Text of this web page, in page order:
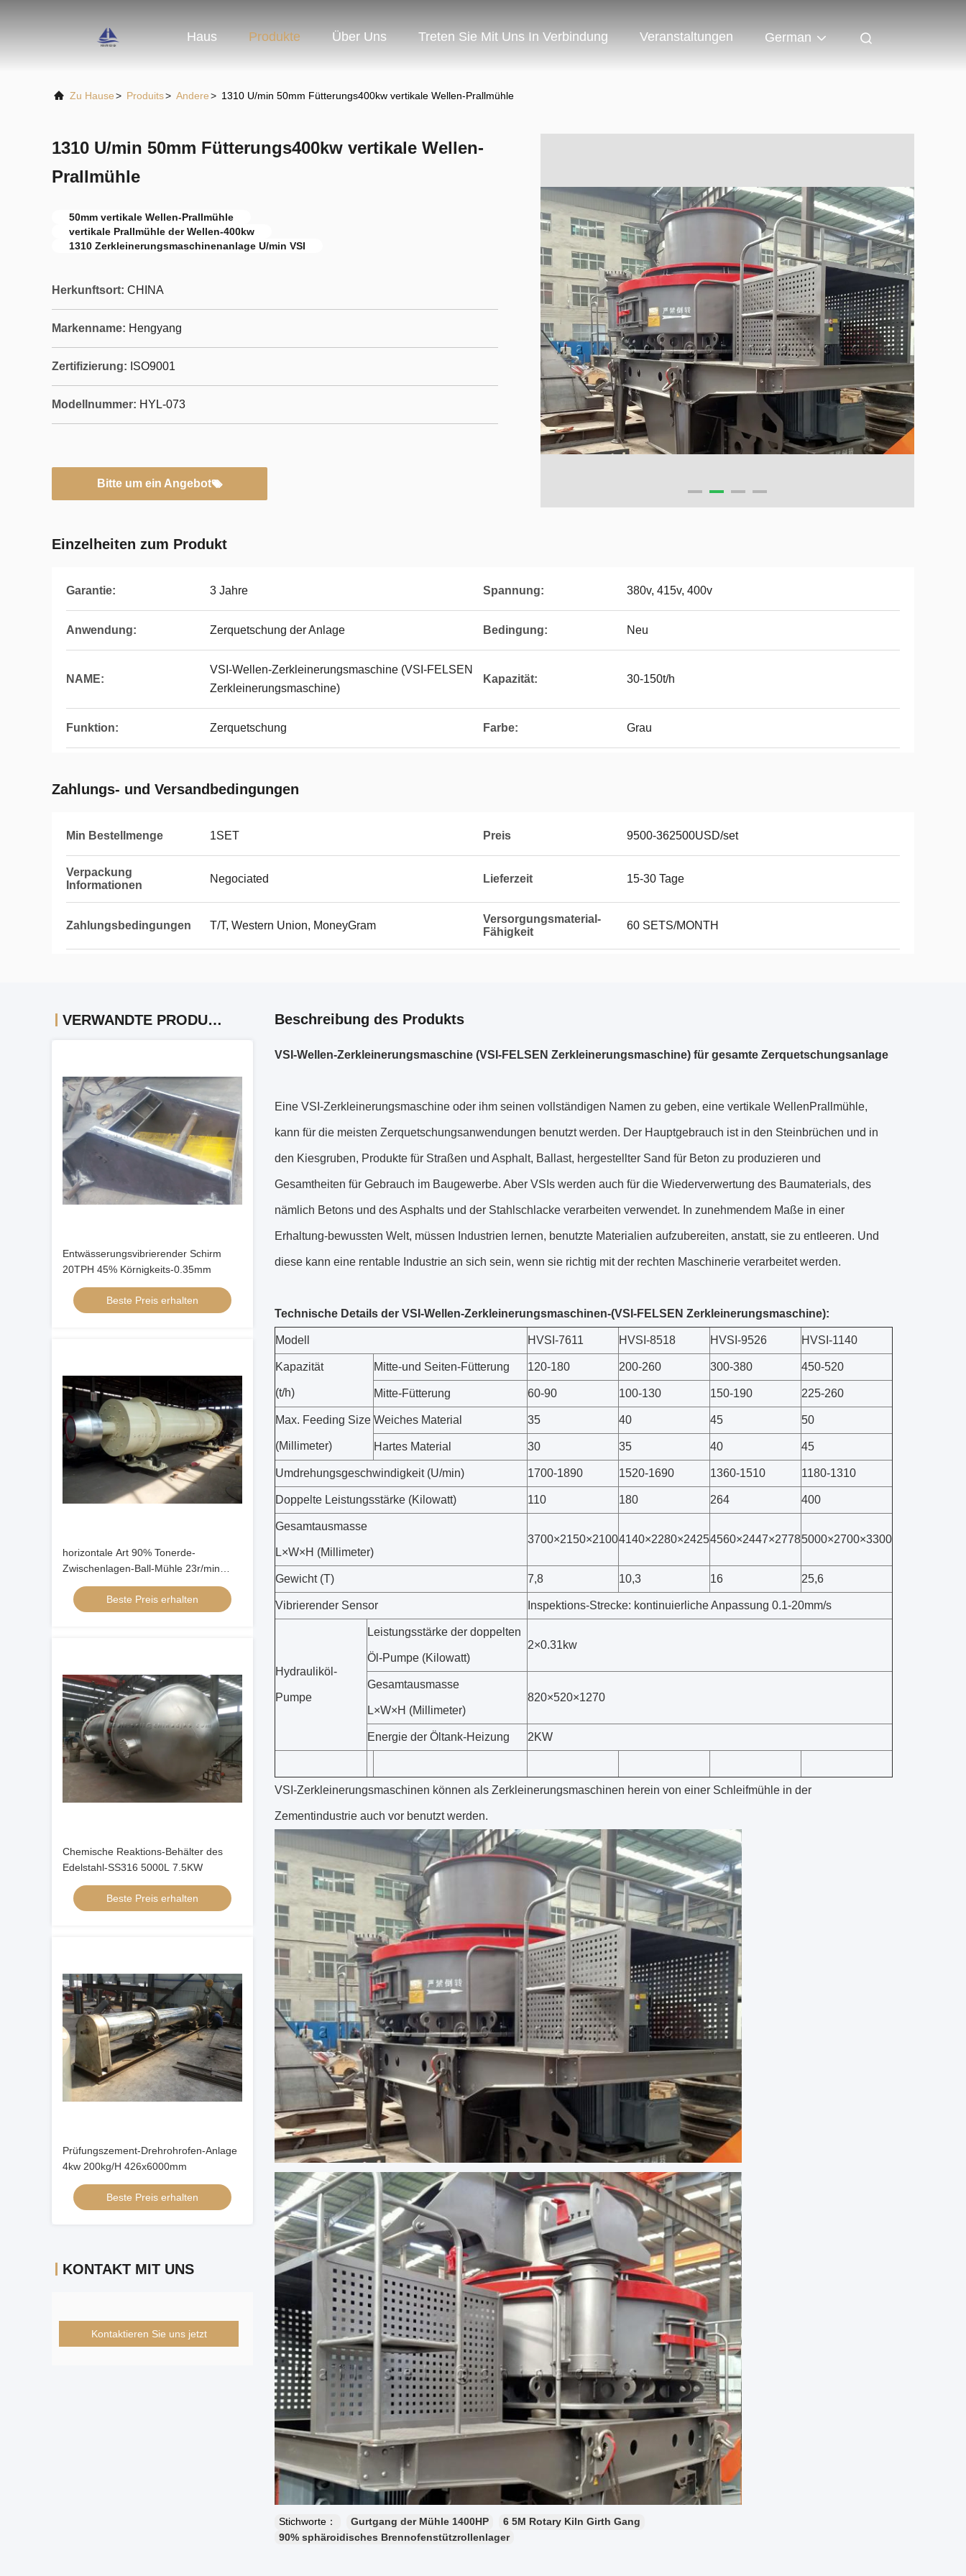
Haus Produkte Über Uns Treten Sie Mit Uns In Verbindung Veranstaltungen German
Zu Hause> Produits> Andere> 1310 U/min 50mm Fütterungs400kw vertikale Wellen-Prallmühle
1310 U/min 50mm Fütterungs400kw vertikale Wellen-
Prallmühle
50mm vertikale Wellen-Prallmühle
vertikale Prallmühle der Wellen-400kw
1310 Zerkleinerungsmaschinenanlage U/min VSI
Herkunftsort: CHINA
Markenname: Hengyang
Zertifizierung: ISO9001
Modellnummer: HYL-073
Bitte um ein Angebot
Einzelheiten zum Produkt
Garantie: 3 Jahre Spannung: 380v, 415v, 400v
Anwendung: Zerquetschung der Anlage Bedingung: Neu
NAME:
VSI-Wellen-Zerkleinerungsmaschine (VSI-FELSEN
Zerkleinerungsmaschine)
Kapazität: 30-150t/h
Funktion: Zerquetschung Farbe: Grau
Zahlungs- und Versandbedingungen
Min Bestellmenge 1SET Preis 9500-362500USD/set
Verpackung
Informationen
Negociated Lieferzeit 15-30 Tage
Zahlungsbedingungen T/T, Western Union, MoneyGram
Versorgungsmaterial-
Fähigkeit
60 SETS/MONTH
VERWANDTE PRODUKTE
Entwässerungsvibrierender Schirm
20TPH 45% Körnigkeits-0.35mm
Beste Preis erhalten
horizontale Art 90% Tonerde-
Zwischenlagen-Ball-Mühle 23r/min
900×1800mm
Beste Preis erhalten
Chemische Reaktions-Behälter des
Edelstahl-SS316 5000L 7.5KW
Beste Preis erhalten
Prüfungszement-Drehrohrofen-Anlage
4kw 200kg/H 426x6000mm
Beste Preis erhalten
KONTAKT MIT UNS
Kontaktieren Sie uns jetzt
Beschreibung des Produkts
VSI-Wellen-Zerkleinerungsmaschine (VSI-FELSEN Zerkleinerungsmaschine) für gesamte Zerquetschungsanlage
Eine VSI-Zerkleinerungsmaschine oder ihm seinen vollständigen Namen zu geben, eine vertikale WellenPrallmühle,
kann für die meisten Zerquetschungsanwendungen benutzt werden. Der Hauptgebrauch ist in den Steinbrüchen und in
den Kiesgruben, Produkte für Straßen und Asphalt, Ballast, hergestellter Sand für Beton zu produzieren und
Gesamtheiten für Gebrauch im Baugewerbe. Aber VSIs werden auch für die Wiederverwertung des Baumaterials, des
nämlich Betons und des Asphalts und der Stahlschlacke verarbeiten verwendet. In zunehmendem Maße in einer
Erhaltung-bewussten Welt, müssen Industrien lernen, benutzte Materialien aufzubereiten, anstatt, sie zu entleeren. Und
diese kann eine rentable Industrie an sich sein, wenn sie richtig mit der rechten Maschinerie verarbeitet werden.
Technische Details der VSI-Wellen-Zerkleinerungsmaschinen-(VSI-FELSEN Zerkleinerungsmaschine):
Modell HVSI-7611 HVSI-8518 HVSI-9526 HVSI-1140
Kapazität
(t/h)
Mitte-und Seiten-Fütterung 120-180 200-260 300-380 450-520
Mitte-Fütterung 60-90 100-130 150-190 225-260
Max. Feeding Size
(Millimeter)
Weiches Material 35 40 45 50
Hartes Material 30 35 40 45
Umdrehungsgeschwindigkeit (U/min) 1700-1890 1520-1690 1360-1510 1180-1310
Doppelte Leistungsstärke (Kilowatt) 110 180 264 400
Gesamtausmasse
L×W×H (Millimeter)
3700×2150×21004140×2280×24254560×2447×27785000×2700×3300
Gewicht (T) 7,8 10,3 16 25,6
Vibrierender Sensor Inspektions-Strecke: kontinuierliche Anpassung 0.1-20mm/s
Hydrauliköl-
Pumpe
Leistungsstärke der doppelten
Öl-Pumpe (Kilowatt)
2×0.31kw
Gesamtausmasse
L×W×H (Millimeter)
820×520×1270
Energie der Öltank-Heizung 2KW
VSI-Zerkleinerungsmaschinen können als Zerkleinerungsmaschinen herein von einer Schleifmühle in der
Zementindustrie auch vor benutzt werden.
Stichworte： Gurtgang der Mühle 1400HP
6 5M Rotary Kiln Girth Gang
90% sphäroidisches Brennofenstützrollenlager